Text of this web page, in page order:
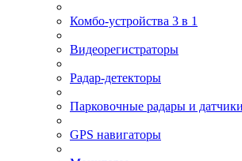
Комбо-устройства 3 в 1
Видеорегистраторы
Радар-детекторы
Парковочные радары и
GPS навигаторы